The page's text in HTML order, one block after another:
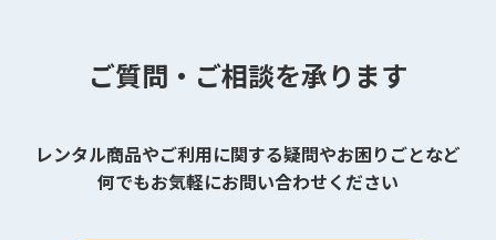
ご質問・ご相談を承ります
レンタル商品やご利用に関する疑問やお困りごとなど
何でもお気軽にお問い合わせください